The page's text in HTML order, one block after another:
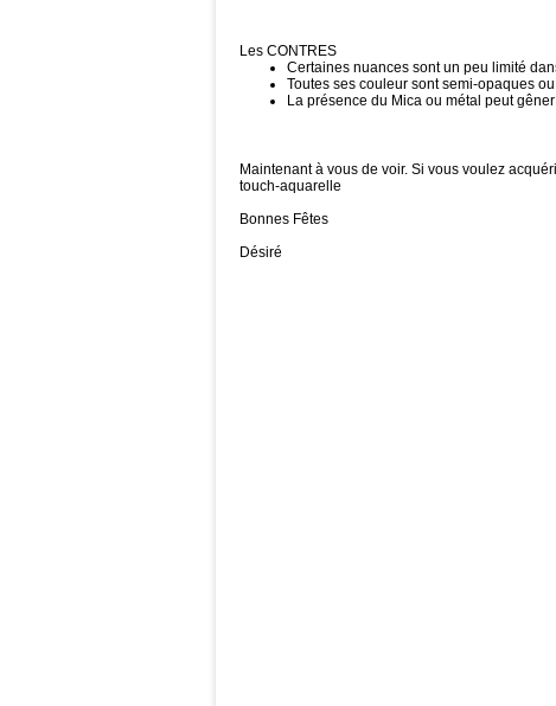
Les CONTRES
Certaines nuances sont un peu limité
Toutes ses couleur sont semi-opaques
La présence du Mica ou métal peut
Maintenant à vous de voir. Si vous voulez
touch-aquarelle
Bonnes Fêtes
Désiré